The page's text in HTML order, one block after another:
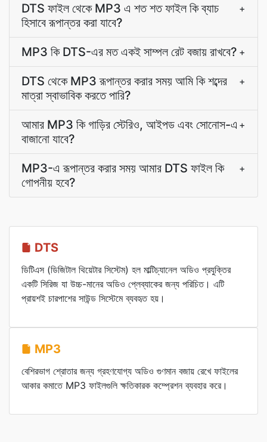
DTS ফাইল থেকে MP3 এ শত শত ফাইল কি ব্যাচ
হিসাবে রূপান্তর করা যাবে?
+
MP3 কি DTS-এর মত একই সাম্পল রেট বজায় রাখবে? +
DTS থেকে MP3 রূপান্তর করার সময় আমি কি শব্দের
মাত্রা স্বাভাবিক করতে পারি?
+
আমার MP3 কি গাড়ির স্টেরিও, আইপড এবং সোনোস-এ
বাজানো যাবে?
+
MP3-এ রূপান্তর করার সময় আমার DTS ফাইল কি
গোপনীয় হবে?
+
DTS
ডিটিএস (ডিজিটাল থিয়েটার সিস্টেম) হল মাল্টিচ্যানেল অডিও প্রযুক্তির
একটি সিরিজ যা উচ্চ-মানের অডিও প্লেব্যাকের জন্য পরিচিত। এটি
প্রায়শই চারপাশের সাউন্ড সিস্টেমে ব্যবহৃত হয়।
MP3
বেশিরভাগ শ্রোতার জন্য গ্রহণযোগ্য অডিও গুণমান বজায় রেখে ফাইলের
আকার কমাতে MP3 ফাইলগুলি ক্ষতিকারক কম্প্রেশন ব্যবহার করে।